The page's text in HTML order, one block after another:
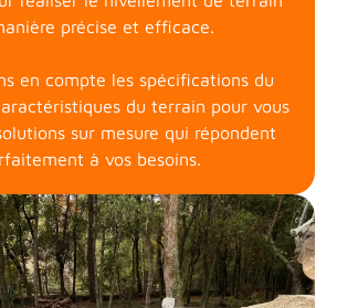
précise et efficace.
en compte les spécifications du
du terrain pour vous
sur mesure qui répondent
à vos besoins.